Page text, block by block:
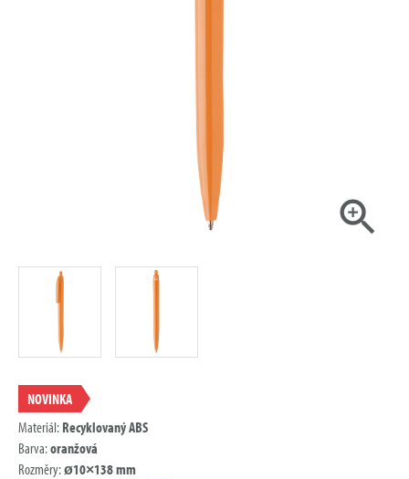
NOVINKA
Materiál: Recyklovaný ABS
Barva:oranžová
Rozměry:ø10×138 mm